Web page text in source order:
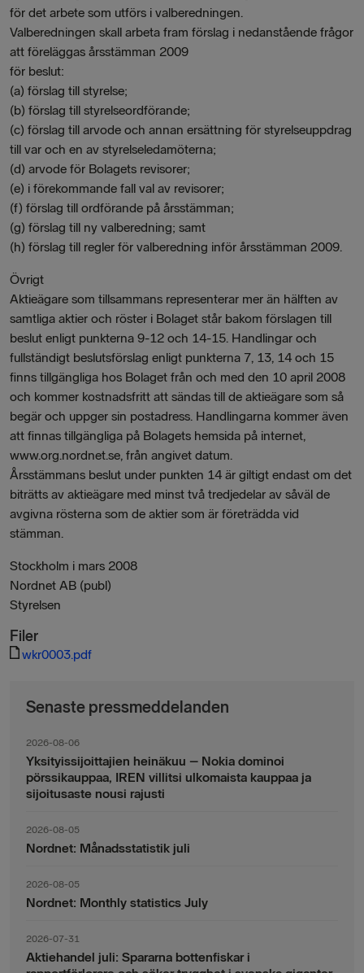
för det arbete som utförs i valberedningen.
Valberedningen skall arbeta fram förslag i nedanstående frågor
att föreläggas årsstämman 2009
för beslut:
(a) förslag till styrelse;
(b) förslag till styrelseordförande;
(c) förslag till arvode och annan ersättning för styrelseuppdrag
till var och en av styrelseledamöterna;
(d) arvode för Bolagets revisorer;
(e) i förekommande fall val av revisorer;
(f) förslag till ordförande på årsstämman;
(g) förslag till ny valberedning; samt
(h) förslag till regler för valberedning inför årsstämman 2009.
Övrigt
Aktieägare som tillsammans representerar mer än hälften av
samtliga aktier och röster i Bolaget står bakom förslagen till
beslut enligt punkterna 9-12 och 14-15. Handlingar och
fullständigt beslutsförslag enligt punkterna 7, 13, 14 och 15
finns tillgängliga hos Bolaget från och med den 10 april 2008
och kommer kostnadsfritt att sändas till de aktieägare som så
begär och uppger sin postadress. Handlingarna kommer även
att finnas tillgängliga på Bolagets hemsida på internet,
www.org.nordnet.se, från angivet datum.
Årsstämmans beslut under punkten 14 är giltigt endast om det
biträtts av aktieägare med minst två tredjedelar av såväl de
avgivna rösterna som de aktier som är företrädda vid
stämman.
Stockholm i mars 2008
Nordnet AB (publ)
Styrelsen
Filer
wkr0003.pdf
Senaste pressmeddelanden
2026-08-06
Yksityissijoittajien heinäkuu – Nokia dominoi
pörssikauppaa, IREN villitsi ulkomaista kauppaa ja
sijoitusaste nousi rajusti
2026-08-05
Nordnet: Månadsstatistik juli
2026-08-05
Nordnet: Monthly statistics July
2026-07-31
Aktiehandel juli: Spararna bottenfiskar i